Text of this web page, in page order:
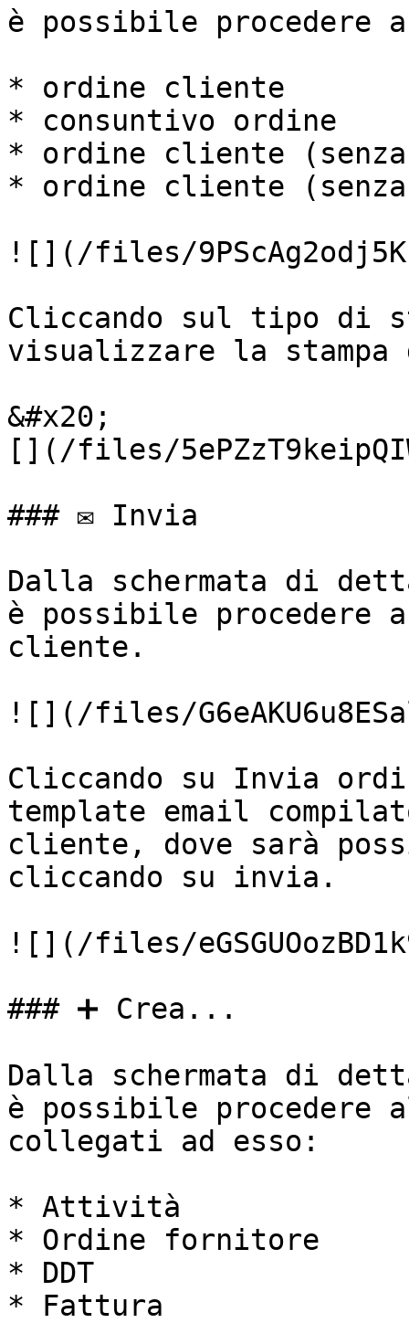
è possibile
* ordine cliente
* consuntivo ordine
* ordine cliente
* ordine cliente
![](/files/
Cliccando sul tipo di
visualizzare la stampa
&#x20;
[](/files/
### ✉️ Invia
Dalla schermata di
è possibile
cliente.
![](/files/
Cliccando su Invia
template email
cliente, dove sarà
cliccando su invia.
![](/files/
### ➕ Crea...
Dalla schermata di
è possibile procedere
collegati ad esso:
* Attività
* Ordine fornitore
* DDT
* Fattura